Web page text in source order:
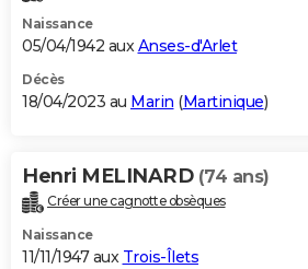
Naissance
05/04/1942 auxAnses-d'Arlet
Décès
18/04/2023 au Marin (Martinique)
Henri MELINARD (74 ans)
Créer une cagnotte obsèques
Naissance
11/11/1947 aux Trois-Îlets